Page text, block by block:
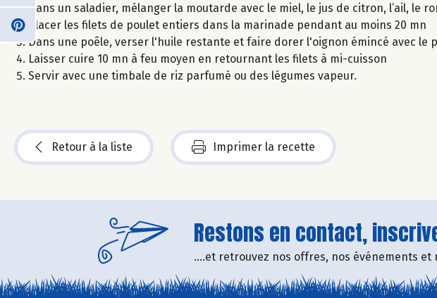
Dans un saladier, mélanger la moutarde avec le miel, le jus de citron, l’ail, le
Placer les filets de poulet entiers dans la marinade pendant au moins 20 mn
Dans une poêle, verser l'huile restante et faire dorer l'oignon émincé avec le
Laisser cuire 10 mn à feu moyen en retournant les filets à mi-cuisson
Servir avec une timbale de riz parfumé ou des légumes vapeur.
Retour à la liste Imprimer la recette
Restons en contact,
....et retrouvez nos offres, nos événements et